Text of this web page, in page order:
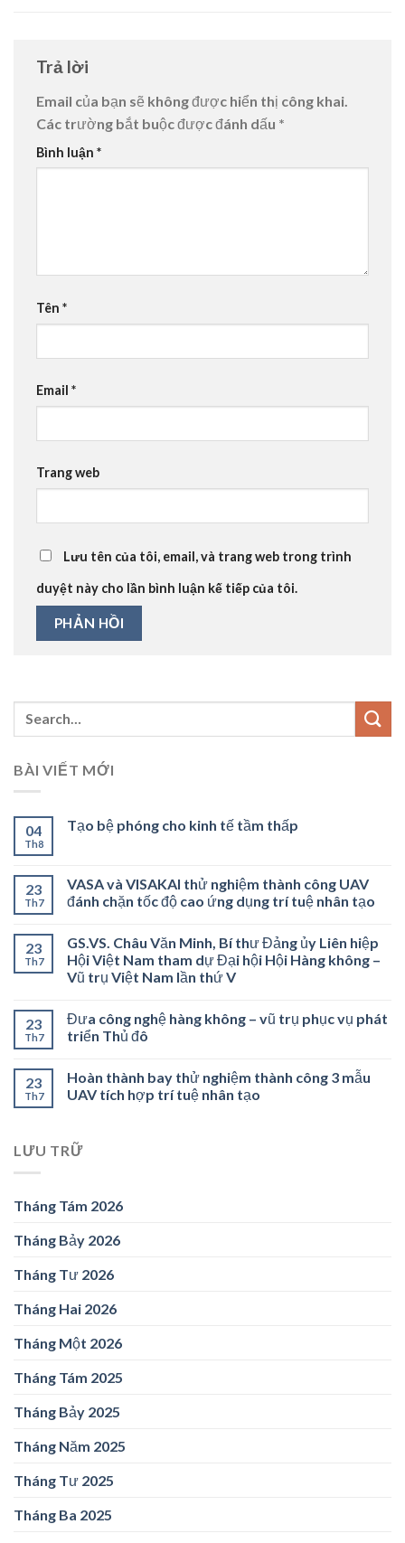
Trả lời
Email của bạn sẽ không được hiển thị công khai.
Các trường bắt buộc được đánh dấu *
Bình luận *
Tên *
Email *
Trang web
Lưu tên của tôi, email, và trang web trong trình
duyệt này cho lần bình luận kế tiếp của tôi.
BÀI VIẾT MỚI
04
Th8
Tạo bệ phóng cho kinh tế tầm thấp
23
Th7
VASA và VISAKAI thử nghiệm thành công UAV
đánh chặn tốc độ cao ứng dụng trí tuệ nhân tạo
23
Th7
GS.VS. Châu Văn Minh, Bí thư Đảng ủy Liên hiệp
Hội Việt Nam tham dự Đại hội Hội Hàng không –
Vũ trụ Việt Nam lần thứ V
23
Th7
Đưa công nghệ hàng không – vũ trụ phục vụ phát
triển Thủ đô
23
Th7
Hoàn thành bay thử nghiệm thành công 3 mẫu
UAV tích hợp trí tuệ nhân tạo
LƯU TRỮ
Tháng Tám 2026
Tháng Bảy 2026
Tháng Tư 2026
Tháng Hai 2026
Tháng Một 2026
Tháng Tám 2025
Tháng Bảy 2025
Tháng Năm 2025
Tháng Tư 2025
Tháng Ba 2025